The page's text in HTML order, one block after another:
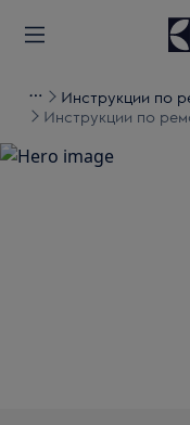
Инструкции по
Инструкции по